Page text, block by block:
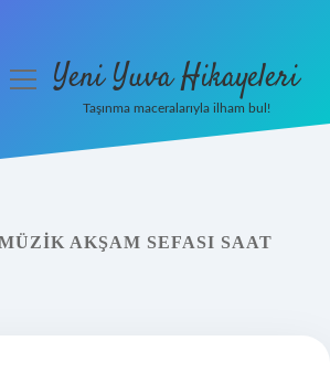
menüyüYeni Yuva Hikayeleri
Taşınma maceralarıyla ilham bul!
AKŞAM SEFASI SAAT